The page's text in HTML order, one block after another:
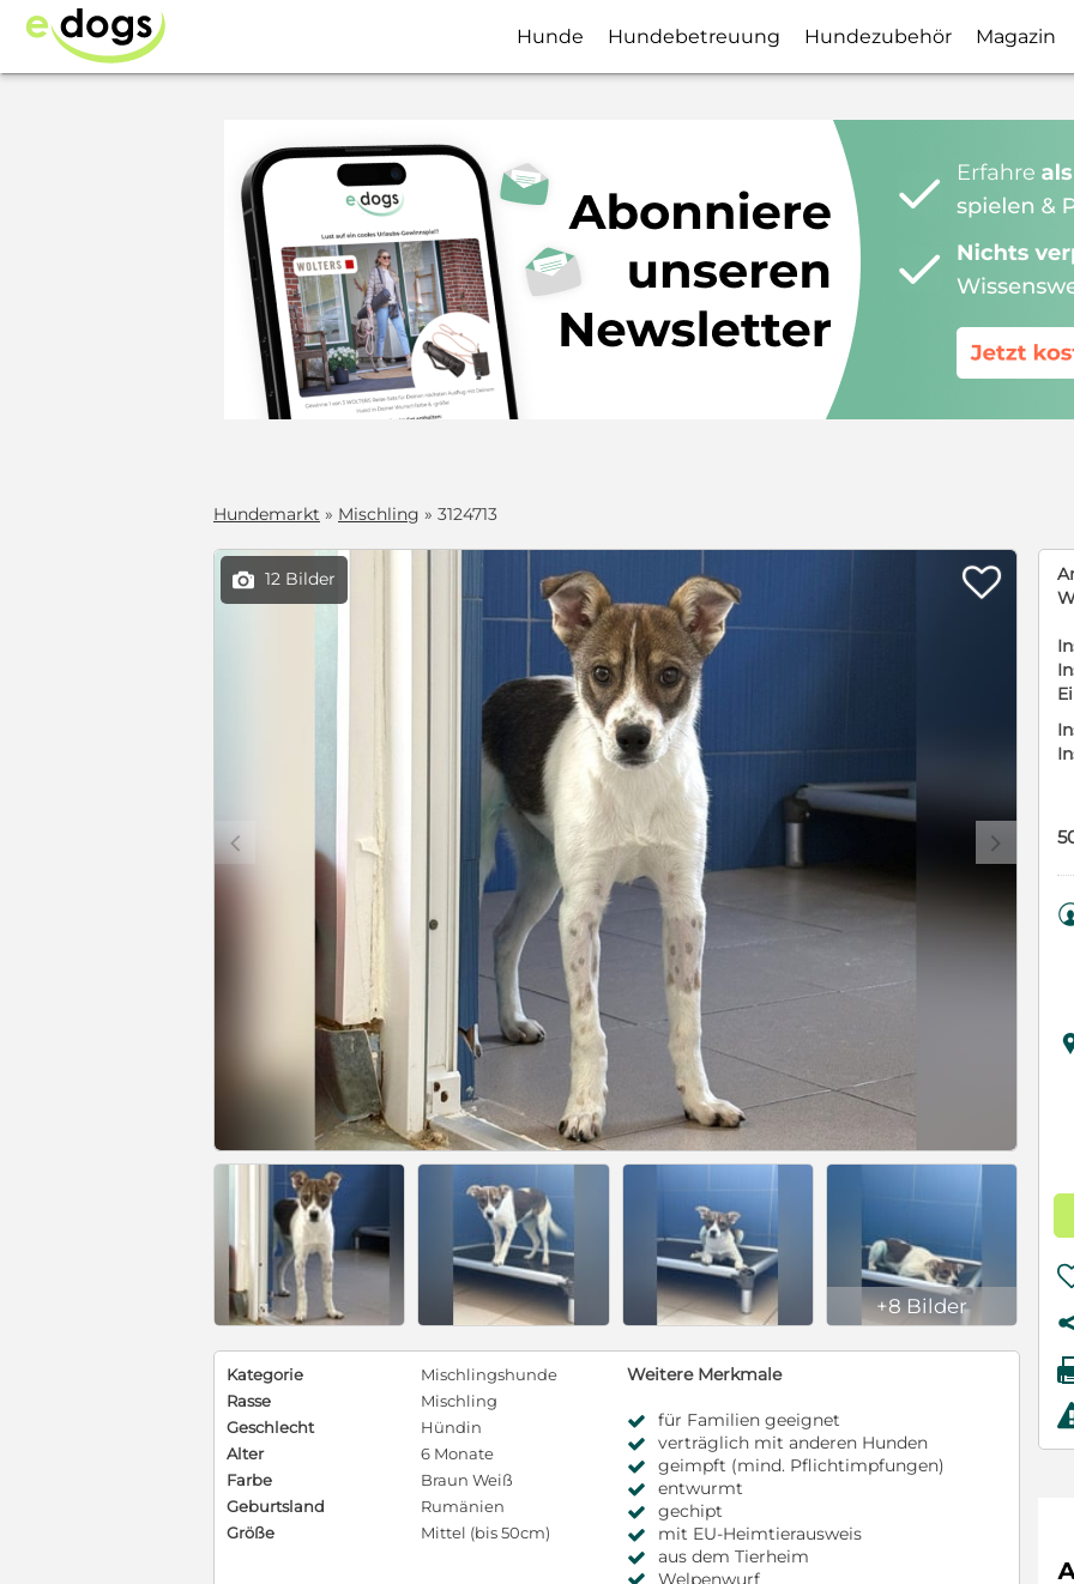
Hunde Hundebetreuung Hundezubehör Magazin
Hundemarkt » Mischling » 3124713
 12 Bilder 
c d
+8 Bilder
Kategorie
Mischlingshunde
Rasse
Mischling
Geschlecht
Hündin
Alter
6 Monate
Farbe
Braun Weiß
Geburtsland
Rumänien
Größe
Mittel (bis 50cm)
Weitere Merkmale
für Familien geeignet
verträglich mit anderen Hunden
geimpft (mind. Pflichtimpfungen)
entwurmt
gechipt
mit EU-Heimtierausweis
aus dem Tierheim
Welpenwurf